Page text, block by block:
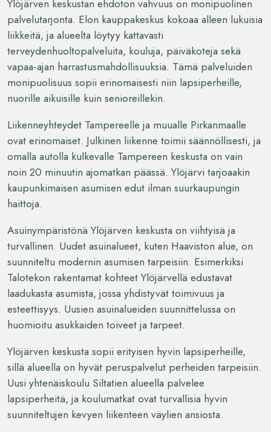
Ylöjärven keskustan ehdoton vahvuus on monipuolinen
palvelutarjonta. Elon kauppakeskus kokoaa alleen lukuisia
liikkeitä, ja alueelta löytyy kattavasti
terveydenhuoltopalveluita, kouluja, päiväkoteja sekä
vapaa-ajan harrastusmahdollisuuksia. Tämä palveluiden
monipuolisuus sopii erinomaisesti niin lapsiperheille,
nuorille aikuisille kuin senioreillekin.
Liikenneyhteydet Tampereelle ja muualle Pirkanmaalle
ovat erinomaiset. Julkinen liikenne toimii säännöllisesti, ja
omalla autolla kulkevalle Tampereen keskusta on vain
noin 20 minuutin ajomatkan päässä. Ylöjärvi tarjoaakin
kaupunkimaisen asumisen edut ilman suurkaupungin
haittoja.
Asuinympäristönä Ylöjärven keskusta on viihtyisä ja
turvallinen. Uudet asuinalueet, kuten Haaviston alue, on
suunniteltu modernin asumisen tarpeisiin. Esimerkiksi
Talotekon rakentamat kohteet Ylöjärvellä edustavat
laadukasta asumista, jossa yhdistyvät toimivuus ja
esteettisyys. Uusien asuinalueiden suunnittelussa on
huomioitu asukkaiden toiveet ja tarpeet.
Ylöjärven keskusta sopii erityisen hyvin lapsiperheille,
sillä alueella on hyvät peruspalvelut perheiden tarpeisiin.
Uusi yhtenäiskoulu Siltatien alueella palvelee
lapsiperheitä, ja koulumatkat ovat turvallisia hyvin
suunniteltujen kevyen liikenteen väylien ansiosta.